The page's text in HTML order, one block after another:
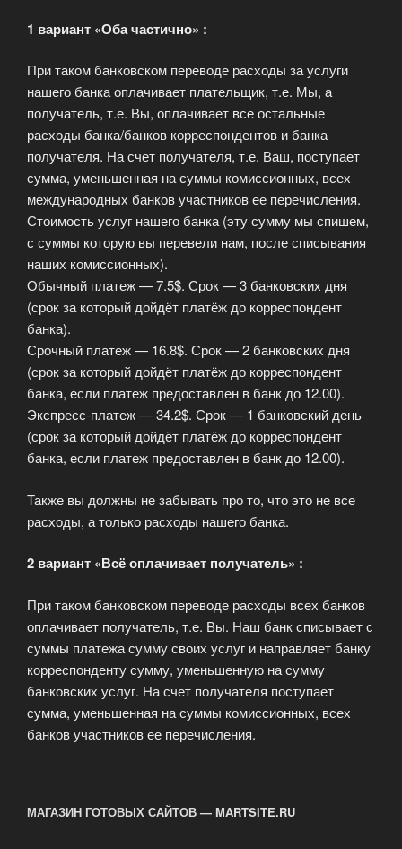
1 вариант «Оба частично» :
При таком банковском переводе расходы за услуги
нашего банка оплачивает плательщик, т.е. Мы, а
получатель, т.е. Вы, оплачивает все остальные
расходы банка/банков корреспондентов и банка
получателя. На счет получателя, т.е. Ваш, поступает
сумма, уменьшенная на суммы комиссионных, всех
международных банков участников ее перечисления.
Стоимость услуг нашего банка (эту сумму мы спишем,
с суммы которую вы перевели нам, после списывания
наших комиссионных).
Обычный платеж — 7.5$. Срок — 3 банковских дня
(срок за который дойдёт платёж до корреспондент
банка).
Срочный платеж — 16.8$. Срок — 2 банковских дня
(срок за который дойдёт платёж до корреспондент
банка, если платеж предоставлен в банк до 12.00).
Экспресс-платеж — 34.2$. Срок — 1 банковский день
(срок за который дойдёт платёж до корреспондент
банка, если платеж предоставлен в банк до 12.00).
Также вы должны не забывать про то, что это не все
расходы, а только расходы нашего банка.
2 вариант «Всё оплачивает получатель» :
При таком банковском переводе расходы всех банков
оплачивает получатель, т.е. Вы. Наш банк списывает с
суммы платежа сумму своих услуг и направляет банку
корреспонденту сумму, уменьшенную на сумму
банковских услуг. На счет получателя поступает
сумма, уменьшенная на суммы комиссионных, всех
банков участников ее перечисления.
МАГАЗИН ГОТОВЫХ САЙТОВ — MARTSITE.RU